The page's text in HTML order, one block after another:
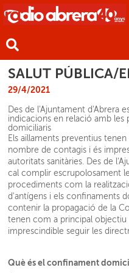
SALUT PÚBLICA/
29/4/2021
Des de l'Ajuntament d'Abrera
indicacions en relació amb les
domiciliaris
Els aïllaments preventius
nombre de contagis i és
autoritats sanitàries. Des de
cal complir escrupolosament
procediments com la
d'antígens i els confinaments
contenir la propagació de la
tenen com a principal
imprescindible seguir les
Què és el confinament